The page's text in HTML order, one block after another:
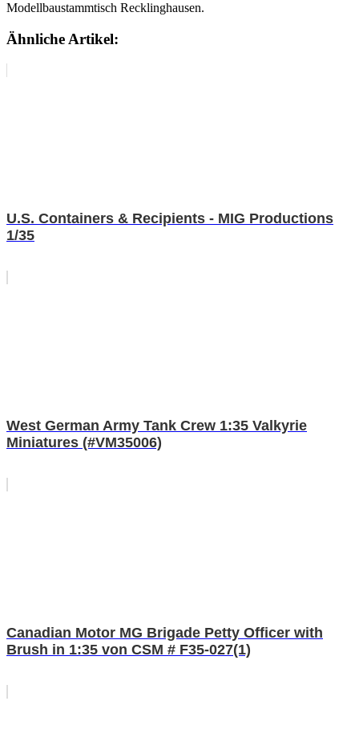
Modellbaustammtisch Recklinghausen.
Ähnliche Artikel:
U.S. Containers & Recipients - MIG Productions
1/35
West German Army Tank Crew 1:35 Valkyrie
Miniatures (#VM35006)
Canadian Motor MG Brigade Petty Officer with
Brush in 1:35 von CSM # F35-027(1)